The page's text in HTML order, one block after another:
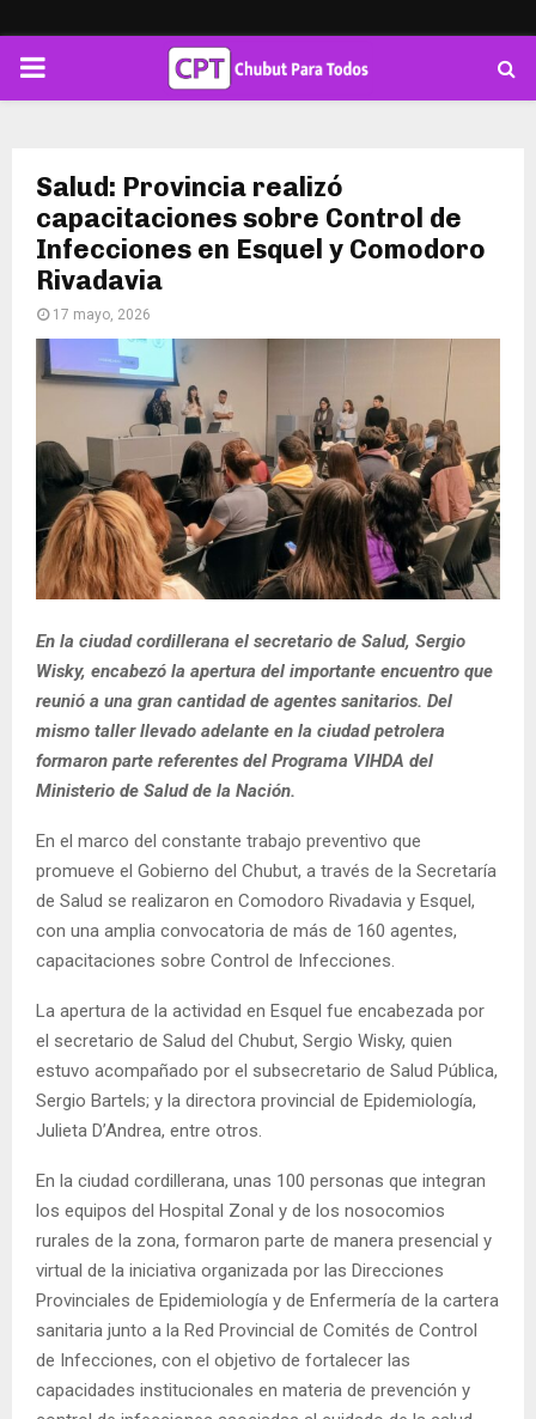
PRIMARY
Salud: Provincia realizó
capacitaciones sobre Control de
Infecciones en Esquel y Comodoro
Rivadavia
17 mayo, 2026
En la ciudad cordillerana el secretario de Salud, Sergio
Wisky, encabezó la apertura del importante encuentro que
reunió a una gran cantidad de agentes sanitarios. Del
mismo taller llevado adelante en la ciudad petrolera
formaron parte referentes del Programa VIHDA del
Ministerio de Salud de la Nación.
En el marco del constante trabajo preventivo que
promueve el Gobierno del Chubut, a través de la Secretaría
de Salud se realizaron en Comodoro Rivadavia y Esquel,
con una amplia convocatoria de más de 160 agentes,
capacitaciones sobre Control de Infecciones.
La apertura de la actividad en Esquel fue encabezada por
el secretario de Salud del Chubut, Sergio Wisky, quien
estuvo acompañado por el subsecretario de Salud Pública,
Sergio Bartels; y la directora provincial de Epidemiología,
Julieta D’Andrea, entre otros.
En la ciudad cordillerana, unas 100 personas que integran
los equipos del Hospital Zonal y de los nosocomios
rurales de la zona, formaron parte de manera presencial y
virtual de la iniciativa organizada por las Direcciones
Provinciales de Epidemiología y de Enfermería de la cartera
sanitaria junto a la Red Provincial de Comités de Control
de Infecciones, con el objetivo de fortalecer las
capacidades institucionales en materia de prevención y